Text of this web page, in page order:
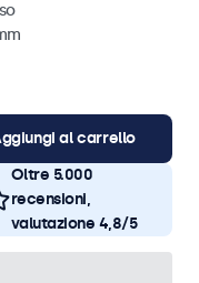
al carrello
Oltre 5.000
recensioni,
valutazione 4,8/5